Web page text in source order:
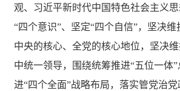
观、习近平新时代中国特色社会主义
“四个意识”、坚定“四个自信”，坚决
中央的核心、全党的核心地位，坚决
中统一领导，围绕统筹推进“五位一体
进“四个全面”战略布局，落实管党治